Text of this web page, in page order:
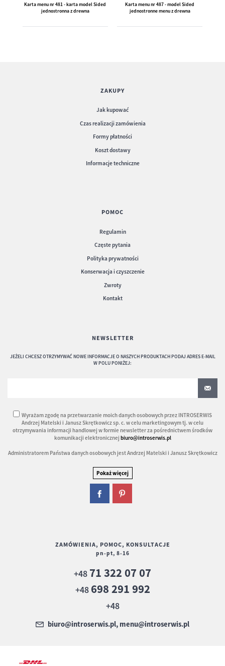
Karta menu nr 481 - karta model Sided
jednostronna z drewna
Karta menu nr 487 - model Sided
jednostronne menu z drewna
Karty menu nr 733 - model Seil drewno
ZAKUPY
Jak kupować
Czas realizacji zamówienia
Formy płatności
Koszt dostawy
Informacje techniczne
POMOC
Regulamin
Częste pytania
Polityka prywatności
Konserwacja i czyszczenie
Zwroty
Kontakt
NEWSLETTER
JEŻELI CHCESZ OTRZYMYWAĆ NOWE INFORMACJE O NASZYCH PRODUKTACH PODAJ ADRES E-MAIL
W POLU PONIŻEJ:
Wyrażam zgodę na przetwarzanie moich danych osobowych przez INTROSERWIS
Andrzej Matelski i Janusz Skrętkowicz sp. c. w celu marketingowym tj. w celu
otrzymywania informacji handlowej w formie newsletter za pośrednictwem środków
komunikacji elektronicznej biuro@introserwis.pl
Administratorem Państwa danych osobowych jest Andrzej Matelski i Janusz Skrętkowicz
ZAMÓWIENIA, POMOC, KONSULTACJE
pn-pt, 8-16
+48 71 322 07 07
+48 698 291 992
+48
biuro@introserwis.pl, menu@introserwis.pl